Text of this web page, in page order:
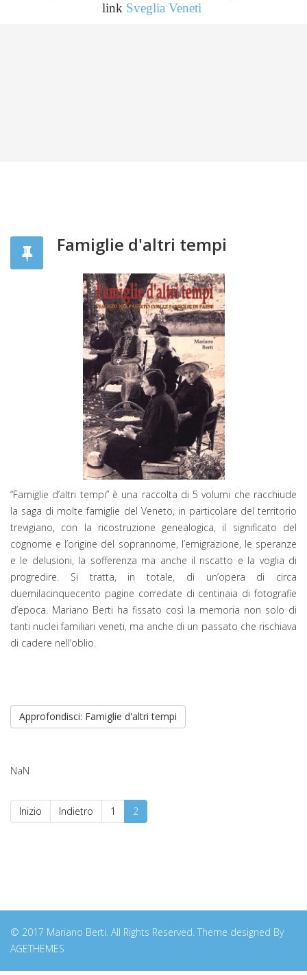
link Sveglia Veneti
Famiglie d'altri tempi
“Famiglie d’altri tempi” è una raccolta di 5 volumi che racchiude
la saga di molte famiglie del Veneto, in particolare del territorio
trevigiano, con la ricostruzione genealogica, il significato del
cognome e l’origine del soprannome, l’emigrazione, le speranze
e le delusioni, la sofferenza ma anche il riscatto e la voglia di
progredire. Si tratta, in totale, di un’opera di circa
duemilacinquecento pagine corredate di centinaia di fotografie
d’epoca. Mariano Berti ha fissato così la memoria non solo di
tanti nuclei familiari veneti, ma anche di un passato che rischiava
di cadere nell’oblio.
Approfondisci: Famiglie d'altri tempi
NaN
Inizio Indietro 1 2
© 2017 Mariano Berti. All Rights Reserved. Theme designed By
AGETHEMES